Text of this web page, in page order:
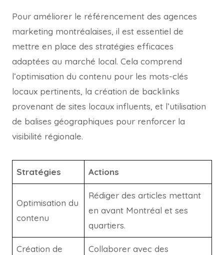
Pour améliorer le référencement des agences
marketing montréalaises, il est essentiel de
mettre en place des stratégies efficaces
adaptées au marché local. Cela comprend
l’optimisation du contenu pour les mots-clés
locaux pertinents, la création de backlinks
provenant de sites locaux influents, et l’utilisation
de balises géographiques pour renforcer la
visibilité régionale.
Stratégies Actions
Optimisation du
contenu
Rédiger des articles mettant
en avant Montréal et ses
quartiers.
Création de
Collaborer avec des